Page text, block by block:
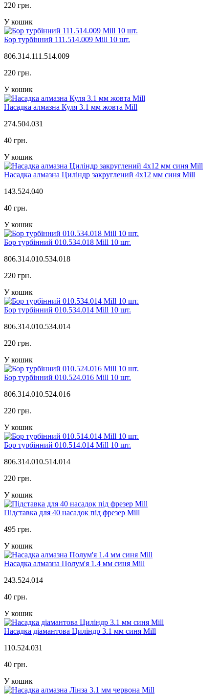
220 грн.
У кошик
Бор турбінний 111.514.009 Mill 10 шт.
806.314.111.514.009
220 грн.
У кошик
Насадка алмазна Куля 3.1 мм жовта Mill
274.504.031
40 грн.
У кошик
Насадка алмазна Циліндр закруглений 4х12 мм синя Mill
143.524.040
40 грн.
У кошик
Бор турбінний 010.534.018 Mill 10 шт.
806.314.010.534.018
220 грн.
У кошик
Бор турбінний 010.534.014 Mill 10 шт.
806.314.010.534.014
220 грн.
У кошик
Бор турбінний 010.524.016 Mill 10 шт.
806.314.010.524.016
220 грн.
У кошик
Бор турбінний 010.514.014 Mill 10 шт.
806.314.010.514.014
220 грн.
У кошик
Підставка для 40 насадок під фрезер Mill
495 грн.
У кошик
Насадка алмазна Полум'я 1.4 мм синя Mill
243.524.014
40 грн.
У кошик
Насадка діамантова Циліндр 3.1 мм синя Mill
110.524.031
40 грн.
У кошик